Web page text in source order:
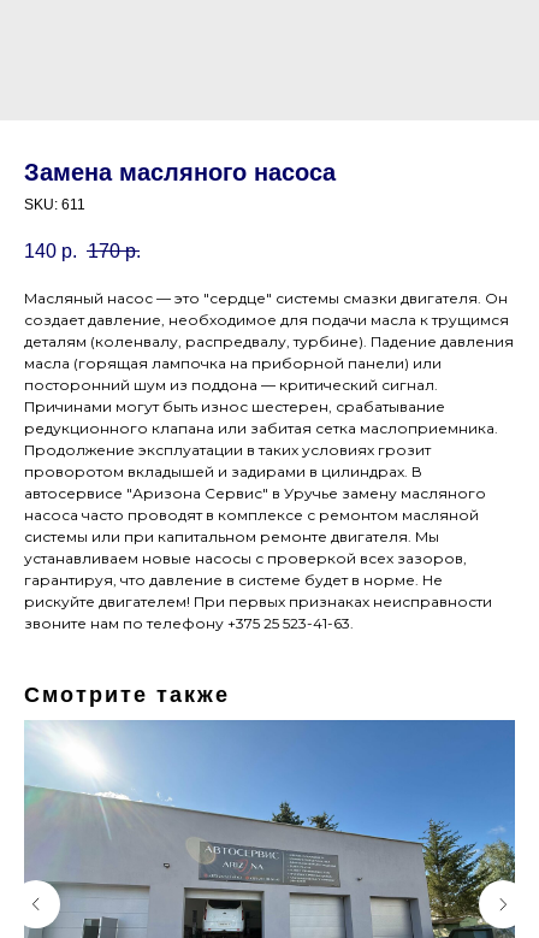
Замена масляного насоса
SKU: 611
140 р. 170 р.
Масляный насос — это "сердце" системы смазки двигателя. Он
создает давление, необходимое для подачи масла к трущимся
деталям (коленвалу, распредвалу, турбине). Падение давления
масла (горящая лампочка на приборной панели) или
посторонний шум из поддона — критический сигнал.
Причинами могут быть износ шестерен, срабатывание
редукционного клапана или забитая сетка маслоприемника.
Продолжение эксплуатации в таких условиях грозит
проворотом вкладышей и задирами в цилиндрах. В
автосервисе "Аризона Сервис" в Уручье замену масляного
насоса часто проводят в комплексе с ремонтом масляной
системы или при капитальном ремонте двигателя. Мы
устанавливаем новые насосы с проверкой всех зазоров,
гарантируя, что давление в системе будет в норме. Не
рискуйте двигателем! При первых признаках неисправности
звоните нам по телефону +375 25 523-41-63.
Смотрите также